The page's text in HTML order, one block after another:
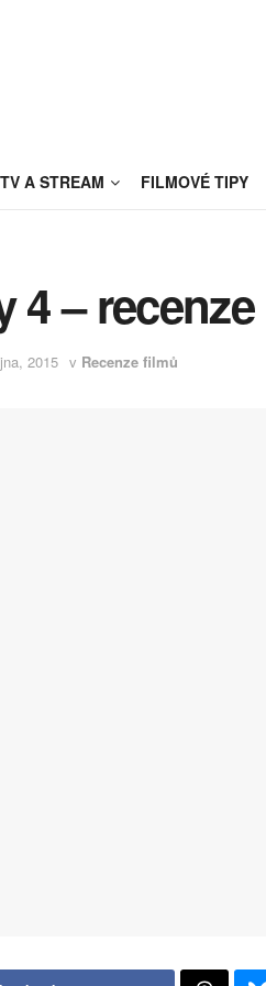
TV A STREAM FILMOVÉ TIPY
4 – recenze
2015 v Recenze filmů